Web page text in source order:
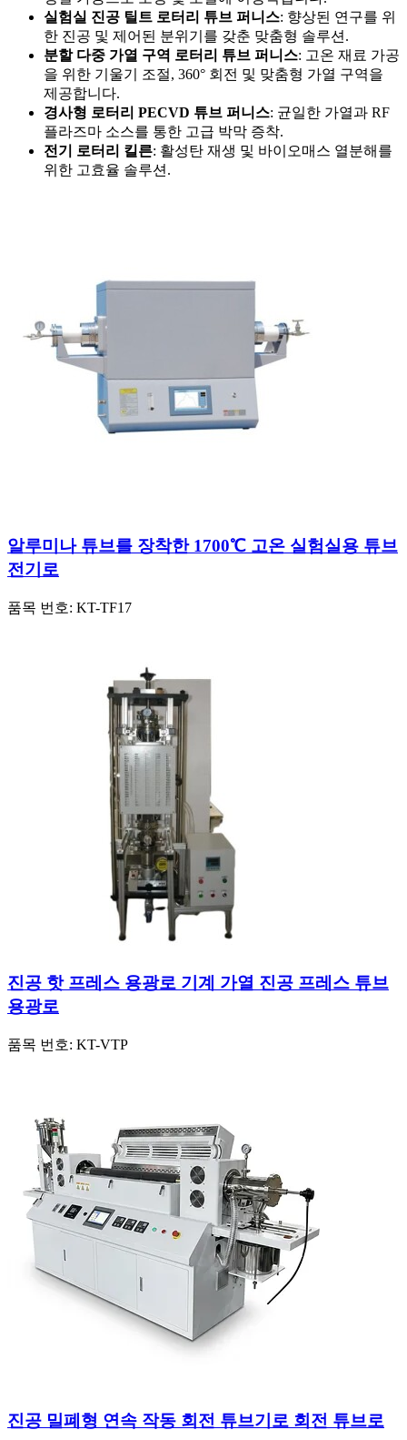
실험실 진공 틸트 로터리 튜브 퍼니스: 향상된 연구를 위
한 진공 및 제어된 분위기를 갖춘 맞춤형 솔루션.
분할 다중 가열 구역 로터리 튜브 퍼니스: 고온 재료 가공
을 위한 기울기 조절, 360° 회전 및 맞춤형 가열 구역을
제공합니다.
경사형 로터리 PECVD 튜브 퍼니스: 균일한 가열과 RF
플라즈마 소스를 통한 고급 박막 증착.
전기 로터리 킬른: 활성탄 재생 및 바이오매스 열분해를
위한 고효율 솔루션.
알루미나 튜브를 장착한 1700℃ 고온 실험실용 튜브
전기로
품목 번호: KT-TF17
진공 핫 프레스 용광로 기계 가열 진공 프레스 튜브
용광로
품목 번호: KT-VTP
진공 밀폐형 연속 작동 회전 튜브기로 회전 튜브로